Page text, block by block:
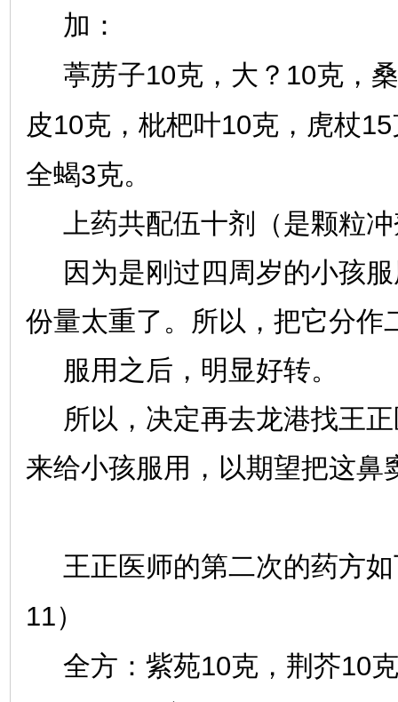
加：
葶苈子10克，大？ 10克，
皮10克，枇杷叶10克，虎杖15
全蝎3克。
上药共配伍十剂（是颗粒
因为是刚过四周岁的小孩
份量太重了。所以，把它分作
服用之后，明显好转。
所以，决定再去龙港找王
来给小孩服用，以期望把这鼻
王正医师的第二次的药方
11）
全方：紫苑10克，荆芥10